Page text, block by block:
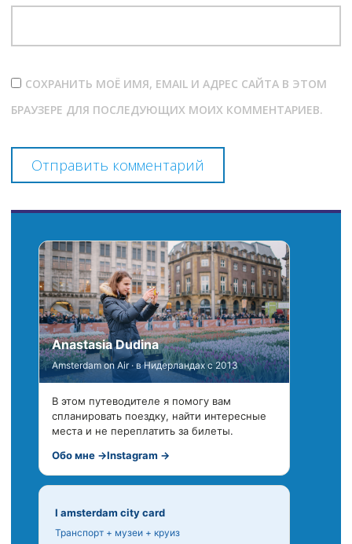
СОХРАНИТЬ МОЁ ИМЯ, EMAIL И АДРЕС САЙТА В ЭТОМ
БРАУЗЕРЕ ДЛЯ ПОСЛЕДУЮЩИХ МОИХ КОММЕНТАРИЕВ.
Anastasia Dudina
Amsterdam on Air · в Нидерландах с 2013
В этом путеводителе я помогу вам
спланировать поездку, найти интересные
места и не переплатить за билеты.
Обо мне →Instagram →
I amsterdam city card
Транспорт + музеи + круиз